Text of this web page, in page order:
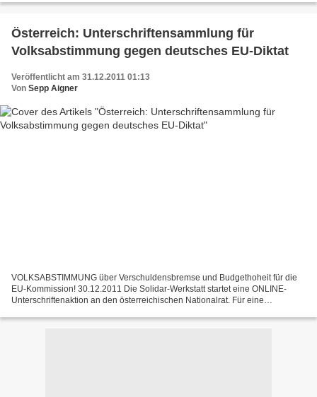
Österreich: Unterschriftensammlung für
Volksabstimmung gegen deutsches EU-Diktat
Veröffentlicht am 31.12.2011 01:13
Von Sepp Aigner
VOLKSABSTIMMUNG über Verschuldensbremse und Budgethoheit für die
EU-Kommission! 30.12.2011 Die Solidar-Werkstatt startet eine ONLINE-
Unterschriftenaktion an den österreichischen Nationalrat. Für eine